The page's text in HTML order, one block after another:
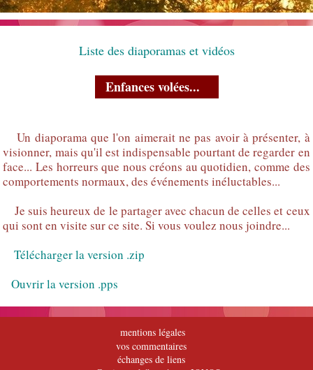
Liste des diaporamas et vidéos
Enfances volées...
Un diaporama que l'on aimerait ne pas avoir à présenter, à
visionner, mais qu'il est indispensable pourtant de regarder en
face... Les horreurs que nous créons au quotidien, comme des
comportements normaux, des événements inéluctables...
Je suis heureux de le partager avec chacun de celles et ceux
qui sont en visite sur ce site. Si vous voulez nous joindre...
Télécharger la version .zip
Ouvrir la version .pps
mentions légales
vos commentaires
échanges de liens